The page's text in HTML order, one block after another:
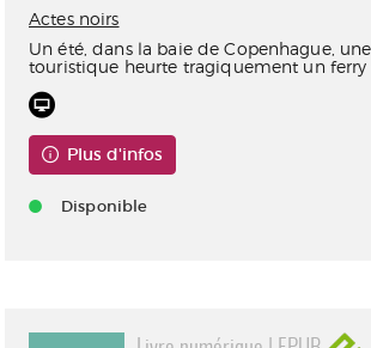
Actes noirs
Un été, dans la baie de Copenhague,
touristique heurte tragiquement un ferry
Plus d'infos
Disponible